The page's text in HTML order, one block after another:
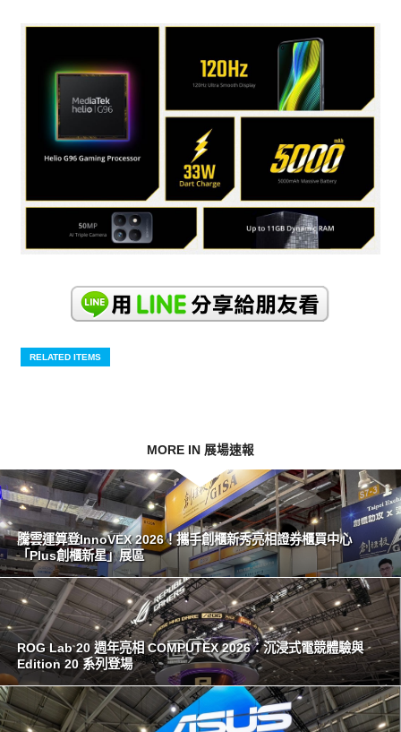
RELATED ITEMS
MORE IN 展場速報
騰雲運算登InnoVEX 2026！攜手創櫃新秀亮相證券櫃買中心
「Plus創櫃新星」展區
ROG Lab 20 週年亮相 COMPUTEX 2026：沉浸式電競體驗與
Edition 20 系列登場